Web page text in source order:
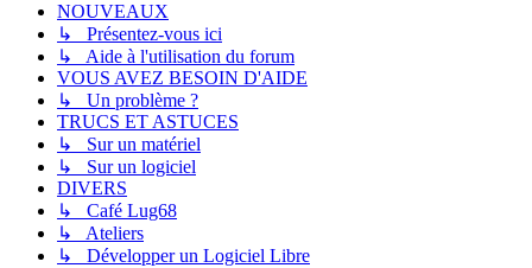
NOUVEAUX
↳ Présentez-vous ici
↳ Aide à l'utilisation du forum
VOUS AVEZ BESOIN D'AIDE
↳ Un problème ?
TRUCS ET ASTUCES
↳ Sur un matériel
↳ Sur un logiciel
DIVERS
↳ Café Lug68
↳ Ateliers
↳ Développer un Logiciel Libre